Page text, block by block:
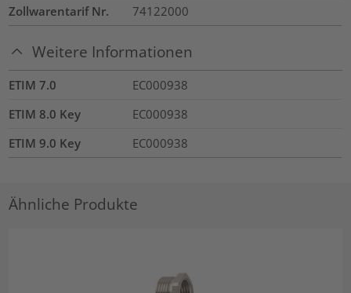
Zollwarentarif Nr. 74122000
Weitere Informationen
ETIM 7.0
EC000938
ETIM 8.0 Key
EC000938
ETIM 9.0 Key
EC000938
Ähnliche Produkte